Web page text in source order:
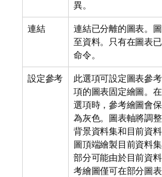
異。
連結
連結已分離的圖表。
至資料。只有在圖表
命令。
設定參考
此選項可設定圖表參
項的圖表固定繪圖。
選項時，參考繪圖會
為灰色。圖表軸將調
背景資料集和目前資
圖頂端繪製目前資料
部分可能由於目前資
考繪圖僅可在部分圖